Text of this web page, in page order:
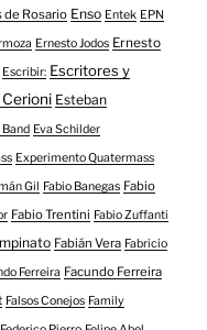
de Rosario Enso Entek EPN
Ernesto Jodos Ernesto
Escribir: Escritores y
Esteban
Eva Schilder
Experimento Quatermass
Gil Fabio Banegas Fabio
Fabio Trentini Fabio Zuffanti
Fabián Vera Fabricio
Ferreira Facundo Ferreira
Falsos Conejos Family